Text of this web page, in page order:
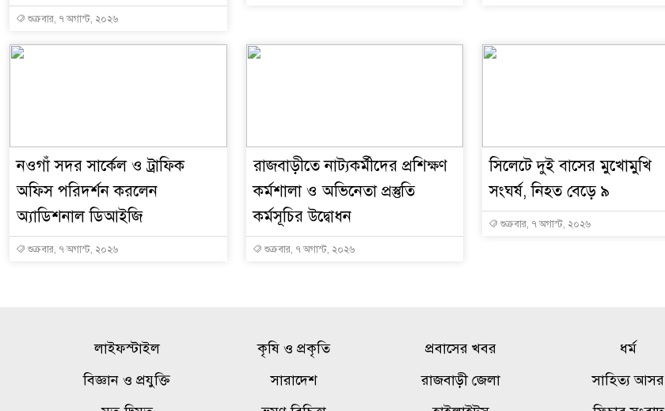
শুক্রবার, ৭ অগাস্ট, ২০২৬
নওগাঁ সদর সার্কেল ও ট্রাফিক
অফিস পরিদর্শন করলেন
অ্যাডিশনাল ডিআইজি
শুক্রবার, ৭ অগাস্ট, ২০২৬
রাজবাড়ীতে নাট্যকর্মীদের প্রশিক্ষণ
কর্মশালা ও অভিনেতা প্রস্তুতি
কর্মসূচির উদ্বোধন
শুক্রবার, ৭ অগাস্ট, ২০২৬
সিলেটে দুই বাসের মুখোমুখি
সংঘর্ষ, নিহত বেড়ে ৯
শুক্রবার, ৭ অগাস্ট, ২০২৬
লাইফস্টাইল কৃষি ও প্রকৃতি প্রবাসের খবর ধর্ম
বিজ্ঞান ও প্রযুক্তি
সারাদেশ রাজবাড়ী জেলা সাহিত্য আসর